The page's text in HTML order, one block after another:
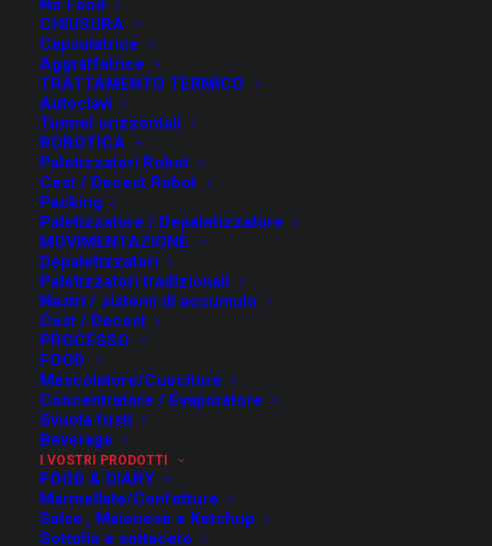
No Food
CHIUSURA
Capsulatrice
Aggraffatrice
TRATTAMENTO TERMICO
Autoclavi
Tunnel orizzontali
ROBOTICA
Paletizzatori Robot
Cest / Decest Robot
Packing
Paletizzatore / Depaletizzatore
MOVIMENTAZIONE
Depaletizzatori
Paletizzatori tradizionali
Nastri / sistemi di accumulo
Cest / Decest
PROCESSO
FOOD
Mescolatore/Cuocitore
Concentratore / Evaporatore
Svuota fusti
Beverage
I VOSTRI PRODOTTI
FOOD & DIARY
Marmellate/Confetture
Salse , Maionese e Ketchup
Sottolio e sottaceto